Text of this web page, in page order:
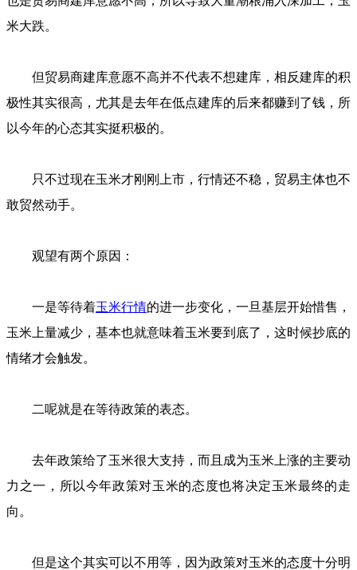
米大跌。
但贸易商建库意愿不高并不代表不想建库，相反建库的积
极性其实很高，尤其是去年在低点建库的后来都赚到了钱，所
以今年的心态其实挺积极的。
只不过现在玉米才刚刚上市，行情还不稳，贸易主体也不
敢贸然动手。
观望有两个原因：
一是等待着玉米行情的进一步变化，一旦基层开始惜售，
玉米上量减少，基本也就意味着玉米要到底了，这时候抄底的
情绪才会触发。
二呢就是在等待政策的表态。
去年政策给了玉米很大支持，而且成为玉米上涨的主要动
力之一，所以今年政策对玉米的态度也将决定玉米最终的走
向。
但是这个其实可以不用等，因为政策对玉米的态度十分明